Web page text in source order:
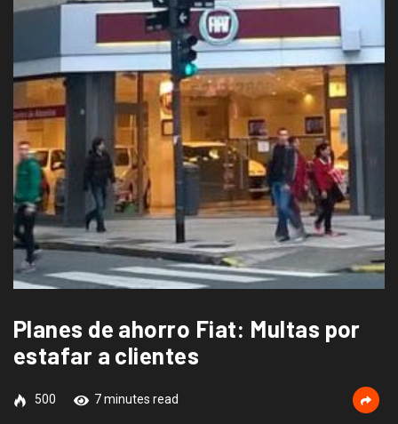
Planes de ahorro Fiat: Multas por
estafar a clientes
500 7 minutes read